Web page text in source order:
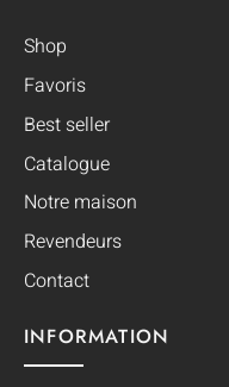
Shop
Favoris
Best seller
Catalogue
Notre maison
Revendeurs
Contact
INFORMATION